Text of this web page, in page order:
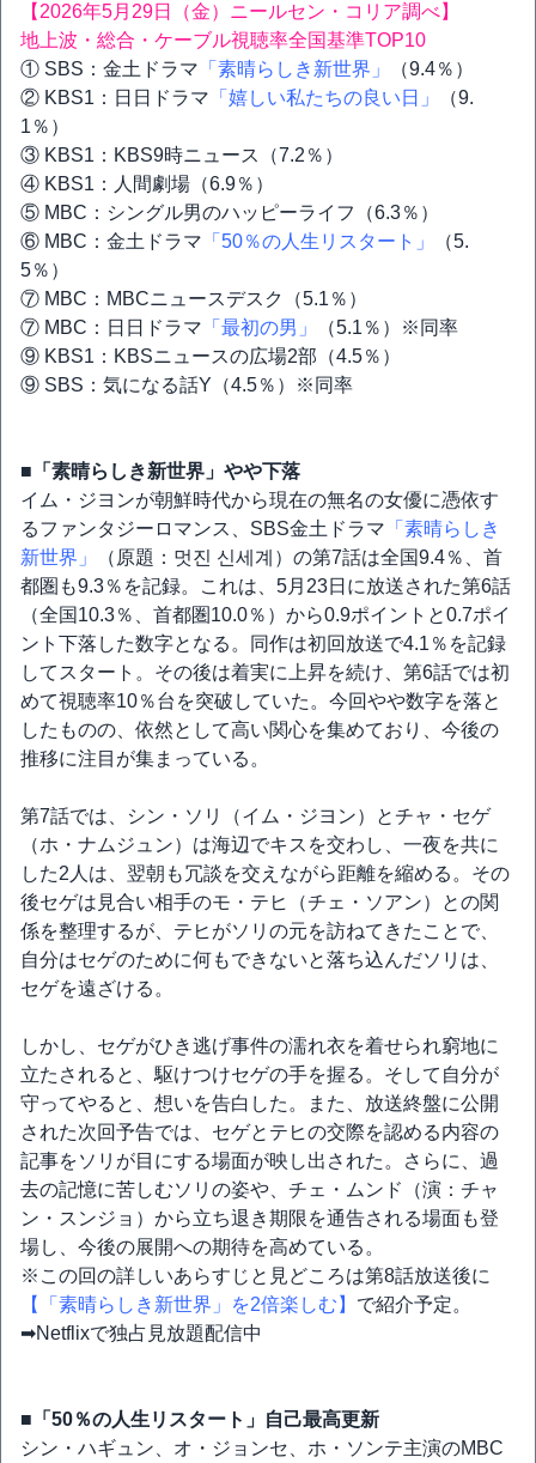
【2026年5月29日（金）ニールセン・コリア調べ】
地上波・総合・ケーブル視聴率全国基準TOP10
① SBS：金土ドラマ 「素晴らしき新世界」
（9.4％）
② KBS1：日日ドラマ 「嬉しい私たちの良い日」
（9.
1％）
③ KBS1：KBS9時ニュース（7.2％）
④ KBS1：人間劇場（6.9％）
⑤ MBC：シングル男のハッピーライフ（6.3％）
⑥ MBC：金土ドラマ 「50％の人生リスタート」
（5.
5％）
⑦ MBC：MBCニュースデスク（5.1％）
⑦ MBC：日日ドラマ 「最初の男」
（5.1％）※同率
⑨ KBS1：KBSニュースの広場2部（4.5％）
⑨ SBS：気になる話Y（4.5％）※同率
■「素晴らしき新世界」やや下落
イム・ジヨンが朝鮮時代から現在の無名の女優に憑依す
るファンタジーロマンス、SBS金土ドラマ 「素晴らしき
新世界」
（原題：멋진 신세계）の第7話は全国9.4％、首
都圏も9.3％を記録。これは、5月23日に放送された第6話
（全国10.3％、首都圏10.0％）から0.9ポイントと0.7ポイ
ント下落した数字となる。同作は初回放送で4.1％を記録
してスタート。その後は着実に上昇を続け、第6話では初
めて視聴率10％台を突破していた。今回やや数字を落と
したものの、依然として高い関心を集めており、今後の
推移に注目が集まっている。
第7話では、シン・ソリ（イム・ジヨン）とチャ・セゲ
（ホ・ナムジュン）は海辺でキスを交わし、一夜を共に
した2人は、翌朝も冗談を交えながら距離を縮める。その
後セゲは見合い相手のモ・テヒ（チェ・ソアン）との関
係を整理するが、テヒがソリの元を訪ねてきたことで、
自分はセゲのために何もできないと落ち込んだソリは、
セゲを遠ざける。
しかし、セゲがひき逃げ事件の濡れ衣を着せられ窮地に
立たされると、駆けつけセゲの手を握る。そして自分が
守ってやると、想いを告白した。また、放送終盤に公開
された次回予告では、セゲとテヒの交際を認める内容の
記事をソリが目にする場面が映し出された。さらに、過
去の記憶に苦しむソリの姿や、チェ・ムンド（演：チャ
ン・スンジョ）から立ち退き期限を通告される場面も登
場し、今後の展開への期待を高めている。
※この回の詳しいあらすじと見どころは第8話放送後に
【「素晴らしき新世界」を2倍楽しむ】 で紹介予定。
➡Netflixで独占見放題配信中
■「50％の人生リスタート」自己最高更新
シン・ハギュン、オ・ジョンセ、ホ・ソンテ主演のMBC